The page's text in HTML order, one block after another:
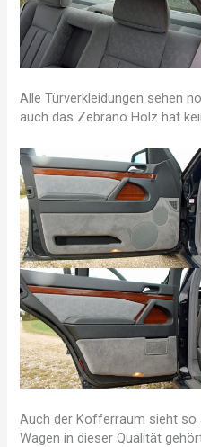
Alle Türverkleidungen sehen
auch das Zebrano Holz hat
Auch der Kofferraum sieht so
Wagen in dieser Qualität